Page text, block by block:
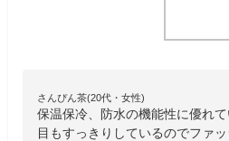
さんぴん茶(20代・女性)
保温保冷、防水の機能性に優れ
目もすっきりしているのでファ